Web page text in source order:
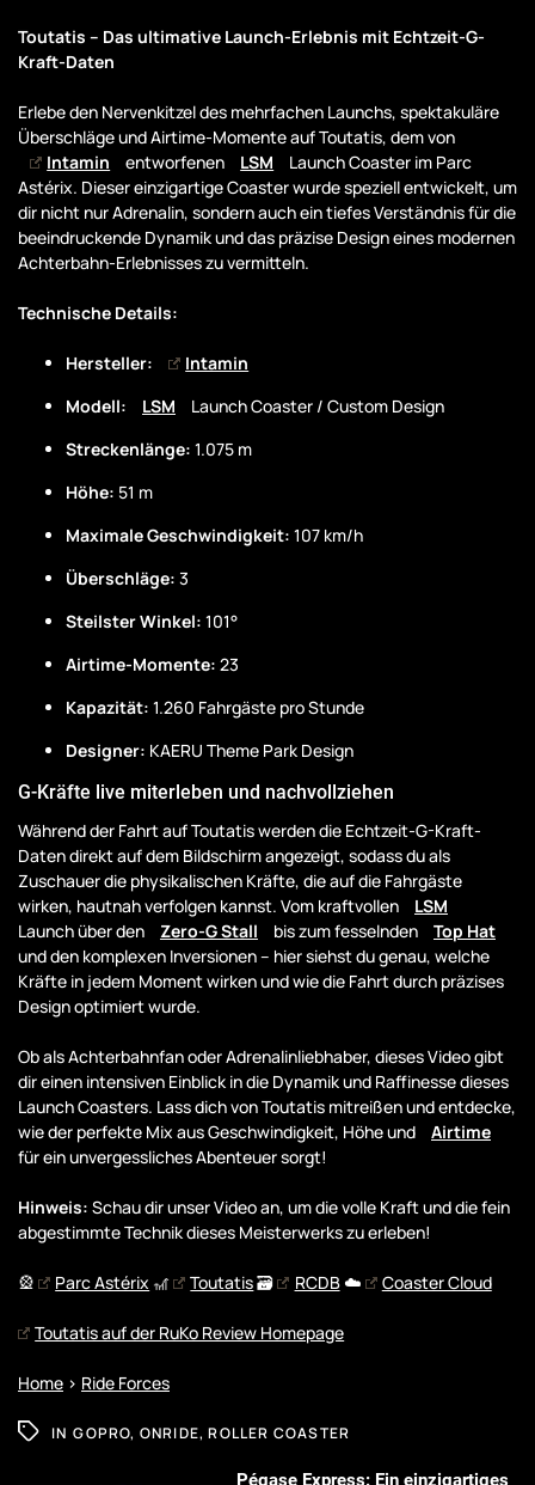
Toutatis – Das ultimative Launch-Erlebnis mit Echtzeit-G-
Kraft-Daten
Erlebe den Nervenkitzel des mehrfachen Launchs, spektakuläre
Überschläge und Airtime-Momente auf Toutatis, dem von
Intamin
entworfenen LSM
Launch Coaster im Parc
Astérix. Dieser einzigartige Coaster wurde speziell entwickelt, um
dir nicht nur Adrenalin, sondern auch ein tiefes Verständnis für die
beeindruckende Dynamik und das präzise Design eines modernen
Achterbahn-Erlebnisses zu vermitteln.
Technische Details:
Hersteller:
Intamin
Modell:
LSM
Launch Coaster / Custom Design
Streckenlänge: 1.075 m
Höhe: 51 m
Maximale Geschwindigkeit: 107 km/h
Überschläge: 3
Steilster Winkel: 101°
Airtime-Momente: 23
Kapazität: 1.260 Fahrgäste pro Stunde
Designer: KAERU Theme Park Design
G-Kräfte live miterleben und nachvollziehen
Während der Fahrt auf Toutatis werden die Echtzeit-G-Kraft-
Daten direkt auf dem Bildschirm angezeigt, sodass du als
Zuschauer die physikalischen Kräfte, die auf die Fahrgäste
wirken, hautnah verfolgen kannst. Vom kraftvollen
LSM
Launch über den
Zero-G Stall bis zum fesselnden
Top Hat
und den komplexen Inversionen – hier siehst du genau, welche
Kräfte in jedem Moment wirken und wie die Fahrt durch präzises
Design optimiert wurde.
Ob als Achterbahnfan oder Adrenalinliebhaber, dieses Video gibt
dir einen intensiven Einblick in die Dynamik und Raffinesse dieses
Launch Coasters. Lass dich von Toutatis mitreißen und entdecke,
wie der perfekte Mix aus Geschwindigkeit, Höhe und
Airtime
für ein unvergessliches Abenteuer sorgt!
Hinweis: Schau dir unser Video an, um die volle Kraft und die fein
abgestimmte Technik dieses Meisterwerks zu erleben!
🎡 Parc Astérix 🎢 Toutatis🗃️ RCDB☁️ Coaster Cloud
Toutatis auf der RuKo Review Homepage
Home > Ride Forces
IN GOPRO, ONRIDE,ROLLER COASTER
Pégase Express: Ein einzigartiges